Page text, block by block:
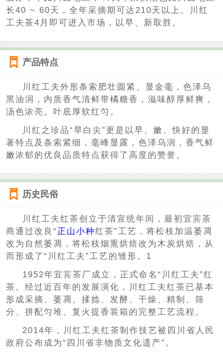
长40 ~ 60天，全年采摘期可达210天以上。川红
工夫茶4月即可进入市场，以早、新取胜。
产品特点
川红工夫外形条索肥壮圆紧、显金毫，色泽乌
黑油润，内质香气清鲜带橘糖香，滋味醇厚鲜爽，
汤色浓亮。叶底厚软红匀。
川红之珍品“旱白尖”更是以早、嫩、快好的显
著特点及条索紧细，毫峰显露，色泽乌润，香气鲜
嫩浓郁的优良品质特点获得了高度的赞誉。
历史民俗
川红工夫红茶创立于清宣统年间，最初宜宾茶
商通过改良“ 正山小种红茶”工艺，将松枝加温萎凋
改为自然萎凋，将松枝烟熏烘焙改为木炭烘焙，从
而形成了“川红工夫”工艺的雏形。1
1952年宜宾茶厂成立，正式命名“川红工夫”红
茶。经过近百年的发展演化，川红工夫红茶已基本
形成采摘、萎凋、揉捻、发酵、干燥、精制、筛
分、拼配匀堆、复火提香装箱的完整工艺流程。
2014年，川红工夫红茶制作技艺被四川省人民
政府公布成为“四川省非物质文化遗产”。